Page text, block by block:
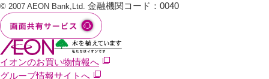
© 2007 AEON Bank,Ltd. 金融機関コード：0040
イオンのお買い物情報へ
グループ情報サイトへ